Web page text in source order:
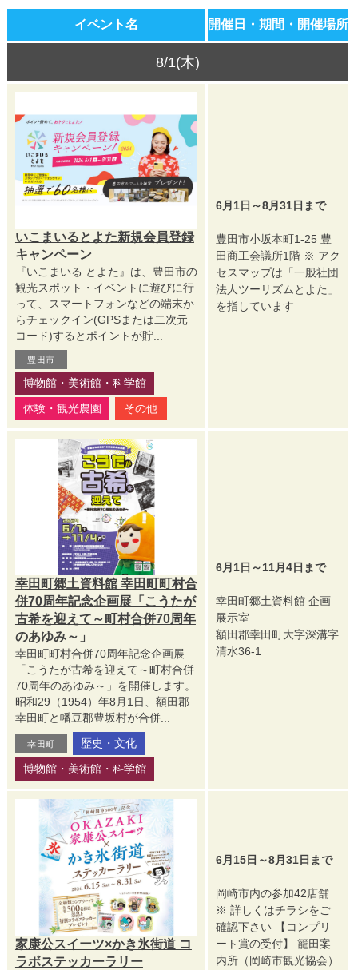
イベント名 開催日・期間・開催場所
8/1(木)
いこまいるとよた新規会員登録
キャンペーン
『いこまいる とよた』は、豊田市の
観光スポット・イベントに遊びに行
って、スマートフォンなどの端末か
らチェックイン(GPSまたは二次元
コード)するとポイントが貯...
豊田市
博物館・美術館・科学館
体験・観光農園
その他
6月1日～8月31日まで
豊田市小坂本町1-25 豊
田商工会議所1階 ※ アク
セスマップは「一般社団
法人ツーリズムとよた」
を指しています
幸田町郷土資料館 幸田町町村合
併70周年記念企画展「こうたが
古希を迎えて～町村合併70周年
のあゆみ～」
幸田町町村合併70周年記念企画展
「こうたが古希を迎えて～町村合併
70周年のあゆみ～」を開催します。
昭和29（1954）年8月1日、額田郡
幸田町と幡豆郡豊坂村が合併...
幸田町
歴史・文化
博物館・美術館・科学館
6月1日～11月4日まで
幸田町郷土資料館 企画
展示室
額田郡幸田町大字深溝字
清水36-1
家康公スイーツ×かき氷街道 コ
ラボステッカーラリー
6月15日～8月31日まで
岡崎市内の参加42店舗
※ 詳しくはチラシをご
確認下さい 【コンプリ
ート賞の受付】 籠田案
内所（岡崎市観光協会）